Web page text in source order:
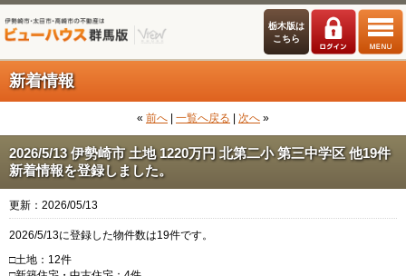
栃木版は
こちら
新着情報
« 前へ 一覧へ戻る 次へ »
2026/5/13 伊勢崎市 土地 1220万円 北第二小 第三中学区 他19件
新着情報を登録しました。
更新：2026/05/13
2026/5/13に登録した物件数は19件です。
□土地：12件